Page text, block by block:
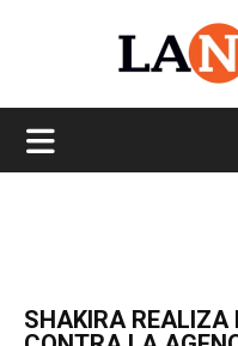
SHAKIRA REALIZA